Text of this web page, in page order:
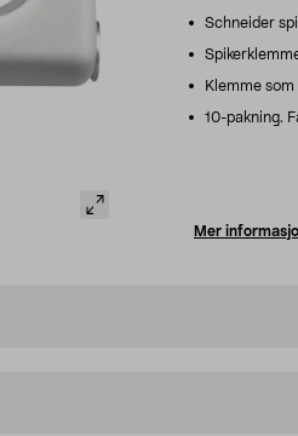
Schneider
Klemme
10-pakning.
Mer